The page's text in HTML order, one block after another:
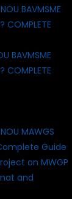
BAVMSME
COMPLETE